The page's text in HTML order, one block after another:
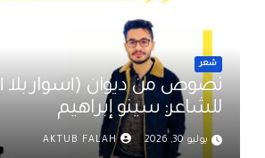
شعر
نصوص من ديوان (أسوار بلا
للشاعر: سينو إبراهيم
يوليو 30, 2026 AKTUB FALAH